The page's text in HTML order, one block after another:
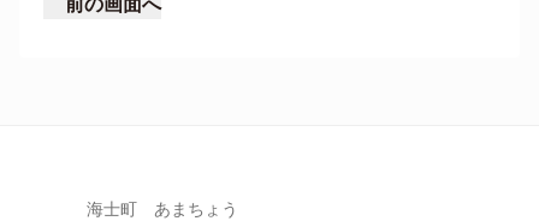
前の画面へ
海士町 あまちょう